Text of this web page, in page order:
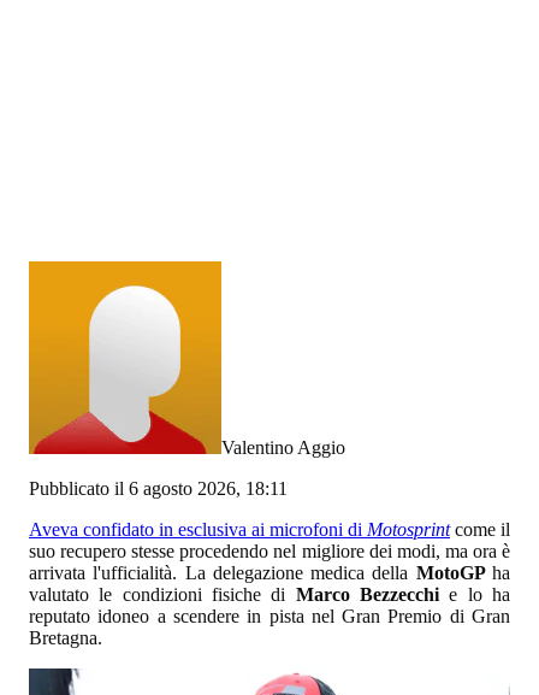
Valentino Aggio
Pubblicato il 6 agosto 2026, 18:11
Aveva confidato in esclusiva ai microfoni di Motosprintcome il
suo recupero stesse procedendo nel migliore dei modi, ma ora è
arrivata l'ufficialità. La delegazione medica della MotoGPha
valutato le condizioni fisiche di Marco Bezzecchi e lo ha
reputato idoneo a scendere in pista nel Gran Premio di Gran
Bretagna.